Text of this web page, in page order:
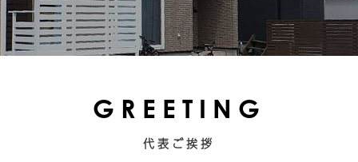
GREETING
代表ご挨拶